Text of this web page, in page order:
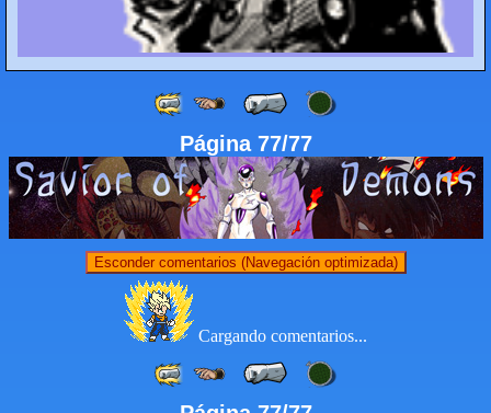
Página 77/77
Esconder comentarios (Navegación optimizada)
Cargando comentarios...